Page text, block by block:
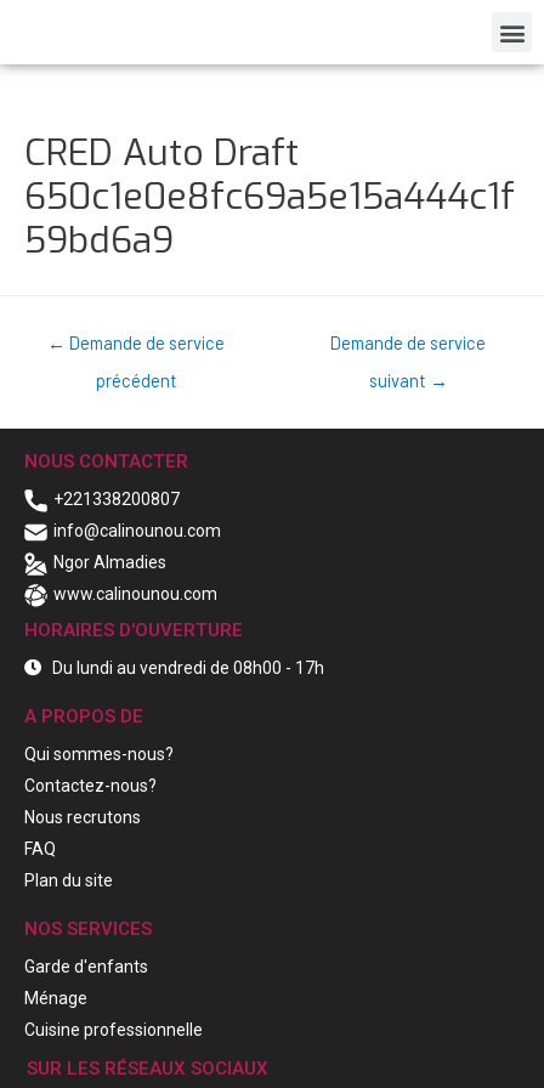
CRED Auto Draft
650c1e0e8fc69a5e15a444c1f
59bd6a9
← Demande de service
précédent
Demande de service
suivant →
NOUS CONTACTER
+221338200807
info@calinounou.com
Ngor Almadies
www.calinounou.com
HORAIRES D'OUVERTURE
Du lundi au vendredi de 08h00 - 17h
A PROPOS DE
Qui sommes-nous?
Contactez-nous?
Nous recrutons
FAQ
Plan du site
NOS SERVICES
Garde d'enfants
Ménage
Cuisine professionnelle
SUR LES RÉSEAUX SOCIAUX